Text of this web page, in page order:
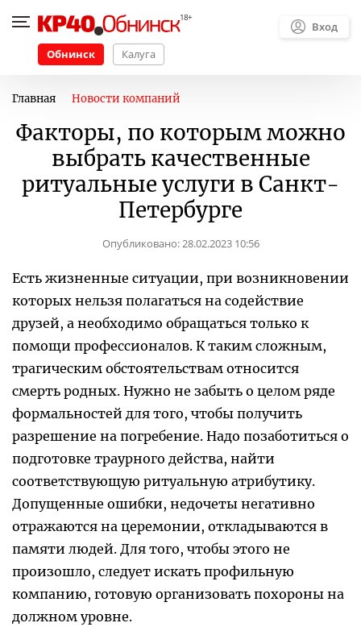
Обнинск Калуга
Вход
Главная Новости компаний
Факторы, по которым можно
выбрать качественные
ритуальные услуги в Санкт-
Петербурге
Опубликовано:28.02.2023 10:56
Есть жизненные ситуации, при возникновении
которых нельзя полагаться на содействие
друзей, а необходимо обращаться только к
помощи профессионалов. К таким сложным,
трагическим обстоятельствам относится
смерть родных. Нужно не забыть о целом ряде
формальностей для того, чтобы получить
разрешение на погребение. Надо позаботиться о
подготовке траурного действа, найти
соответствующую ритуальную атрибутику.
Допущенные ошибки, недочеты негативно
отражаются на церемонии, откладываются в
памяти людей. Для того, чтобы этого не
произошло, следует искать профильную
компанию, готовую организовать похороны на
должном уровне.